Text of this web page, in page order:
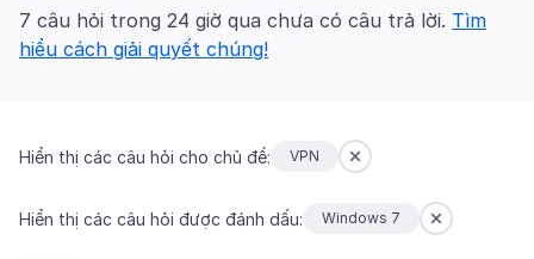
7 câu hỏi trong 24 giờ qua chưa có câu trả lời. Tìm
hiểu cách giải quyết chúng!
Hiển thị các câu hỏi cho chủ đề: VPN
Hiển thị các câu hỏi được đánh dấu: Windows 7